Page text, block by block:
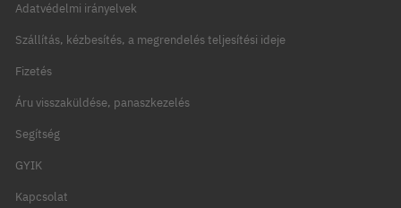
Adatvédelmi irányelvek
Szállítás, kézbesítés, a megrendelés teljesítési ideje
Fizetés
Áru visszaküldése, panaszkezelés
Segítség
GYIK
Kapcsolat